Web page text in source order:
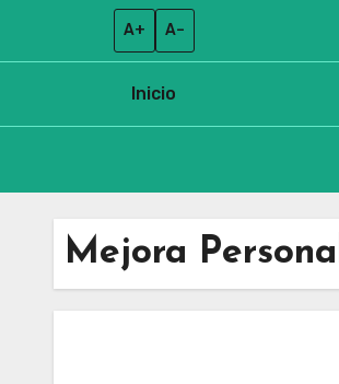
A+ A–
Inicio
Mejora